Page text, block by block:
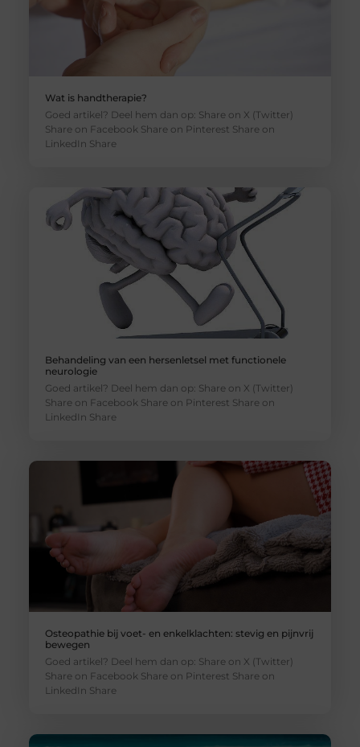
Wat is handtherapie?
Goed artikel? Deel hem dan op: Share on X (Twitter)
Share on Facebook Share on Pinterest Share on
LinkedIn Share
Behandeling van een hersenletsel met functionele
neurologie
Goed artikel? Deel hem dan op: Share on X (Twitter)
Share on Facebook Share on Pinterest Share on
LinkedIn Share
Osteopathie bij voet- en enkelklachten: stevig en pijnvrij
bewegen
Goed artikel? Deel hem dan op: Share on X (Twitter)
Share on Facebook Share on Pinterest Share on
LinkedIn Share